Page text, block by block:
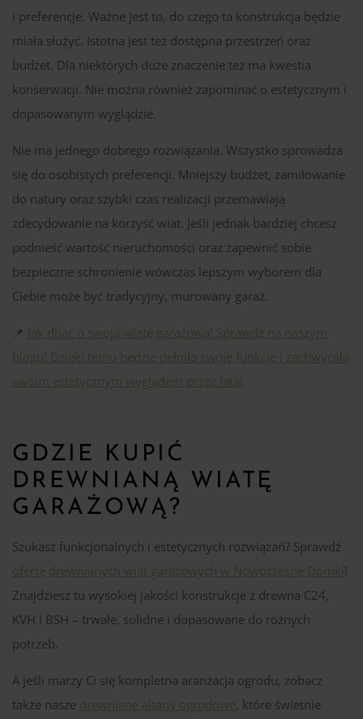
i preferencje. Ważne jest to, do czego ta konstrukcja będzie
miała służyć. Istotna jest też dostępna przestrzeń oraz
budżet. Dla niektórych duże znaczenie też ma kwestia
konserwacji. Nie można również zapominać o estetycznym i
dopasowanym wyglądzie.
Nie ma jednego dobrego rozwiązania. Wszystko sprowadza
się do osobistych preferencji. Mniejszy budżet, zamiłowanie
do natury oraz szybki czas realizacji przemawiają
zdecydowanie na korzyść wiat. Jeśli jednak bardziej chcesz
podnieść wartość nieruchomości oraz zapewnić sobie
bezpieczne schronienie wówczas lepszym wyborem dla
Ciebie może być tradycyjny, murowany garaż.
📌 Jak dbać o swoją wiatę garażową! Sprawdź na naszym
blogu! Dzięki temu będzie pełniła swoje funkcje i zachwycała
swoim estetycznym wyglądem przez lata!
GDZIE KUPIĆ
DREWNIANĄ WIATĘ
GARAŻOWĄ?
Szukasz funkcjonalnych i estetycznych rozwiązań? Sprawdź
ofertę drewnianych wiat garażowych w Nowoczesne Domki !
Znajdziesz tu wysokiej jakości konstrukcje z drewna C24,
KVH i BSH – trwałe, solidne i dopasowane do różnych
potrzeb.
A jeśli marzy Ci się kompletna aranżacja ogrodu, zobacz
także nasze drewniane altany ogrodowe, które świetnie